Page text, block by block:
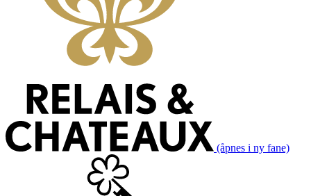
(åpnes i ny fane)